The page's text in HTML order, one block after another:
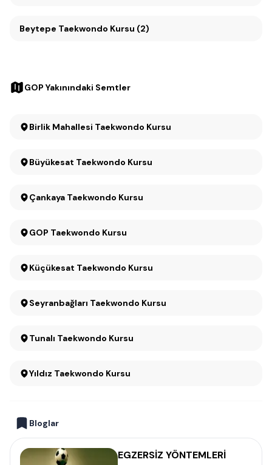
Beytepe Taekwondo Kursu (2)
GOP Yakınındaki Semtler
Birlik Mahallesi Taekwondo Kursu
Büyükesat Taekwondo Kursu
Çankaya Taekwondo Kursu
GOP Taekwondo Kursu
Küçükesat Taekwondo Kursu
Seyranbağları Taekwondo Kursu
Tunalı Taekwondo Kursu
Yıldız Taekwondo Kursu
Bloglar
EGZERSİZ YÖNTEMLERİ